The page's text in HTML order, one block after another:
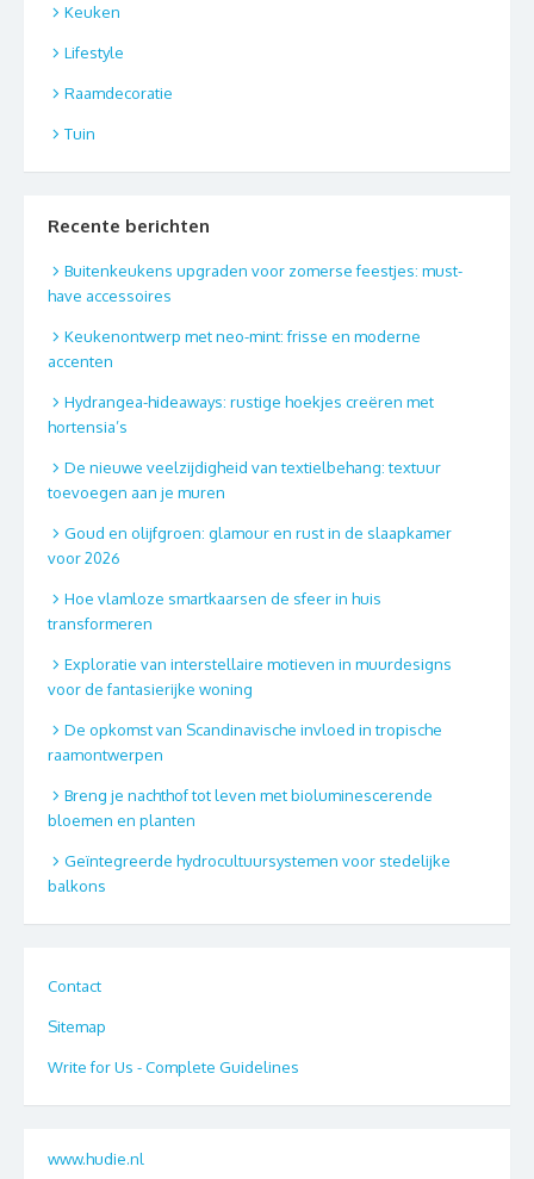
Keuken
Lifestyle
Raamdecoratie
Tuin
Recente berichten
Buitenkeukens upgraden voor zomerse feestjes: must-
have accessoires
Keukenontwerp met neo-mint: frisse en moderne
accenten
Hydrangea-hideaways: rustige hoekjes creëren met
hortensia’s
De nieuwe veelzijdigheid van textielbehang: textuur
toevoegen aan je muren
Goud en olijfgroen: glamour en rust in de slaapkamer
voor 2026
Hoe vlamloze smartkaarsen de sfeer in huis
transformeren
Exploratie van interstellaire motieven in muurdesigns
voor de fantasierijke woning
De opkomst van Scandinavische invloed in tropische
raamontwerpen
Breng je nachthof tot leven met bioluminescerende
bloemen en planten
Geïntegreerde hydrocultuursystemen voor stedelijke
balkons
Contact
Sitemap
Write for Us - Complete Guidelines
www.hudie.nl